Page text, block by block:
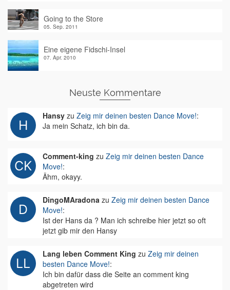
Going to the Store
05. Sep. 2011
Eine eigene Fidschi-Insel
07. Apr. 2010
Neuste Kommentare
Hansy zu Zeig mir deinen besten Dance Move!:
Ja mein Schatz, ich bin da.
Comment-king zu Zeig mir deinen besten Dance
Move!:
Ähm, okayy.
DingoMAradona zu Zeig mir deinen besten Dance
Move!:
Ist der Hans da ? Man ich schreibe hier jetzt so oft
jetzt gib mir den Hansy
Lang leben Comment King zu Zeig mir deinen
besten Dance Move!:
Ich bin dafür dass die Seite an comment king
abgetreten wird